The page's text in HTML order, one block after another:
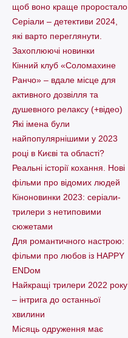
щоб воно краще проростало
Серіали – детективи 2024,
які варто пеpеглянути.
Захоплюючі новинки
Кінний клуб «Соломахине
Ранчо» – вдале місце для
активного дозвілля та
душевного релаксу (+відео)
Які імена були
найпопулярнішими у 2023
році в Києві та області?
Реальні історії кохання. Нові
фільми про відомих людей
Кіноновинки 2023: серіали-
трилери з нетиповими
сюжетами
Для романтичного настрою:
фільми про любов із HAPPY
ENDом
Найкращі трилери 2022 року
– інтрига до останньої
хвилини
Місяць одруження має